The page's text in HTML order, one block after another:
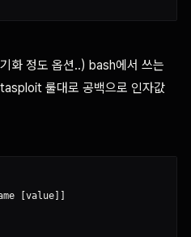
화 정도 옵션..) bash에서 쓰는
룰대로 공백으로 인자값
[value]]